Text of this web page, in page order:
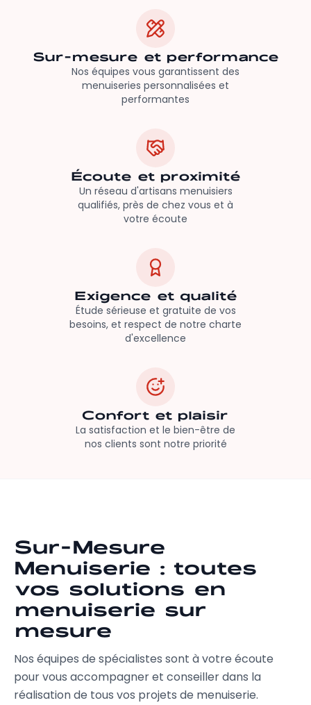
Sur-mesure et performance
Nos équipes vous garantissent des
menuiseries personnalisées et
performantes
Écoute et proximité
Un réseau d'artisans menuisiers
qualifiés, près de chez vous et à
votre écoute
Exigence et qualité
Étude sérieuse et gratuite de vos
besoins, et respect de notre charte
d'excellence
Confort et plaisir
La satisfaction et le bien-être de
nos clients sont notre priorité
Sur-Mesure
Menuiserie : toutes
vos solutions en
menuiserie sur
mesure
Nos équipes de spécialistes sont à votre écoute
pour vous accompagner et conseiller dans la
réalisation de tous vos projets de menuiserie.